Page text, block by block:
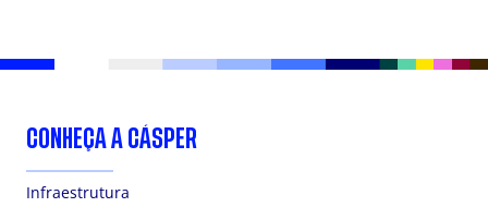
CONHEÇA A CÁSPER
Infraestrutura